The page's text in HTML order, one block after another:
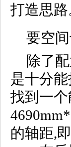
打造思路
要空
除了
是十分
找到一
的轴距,